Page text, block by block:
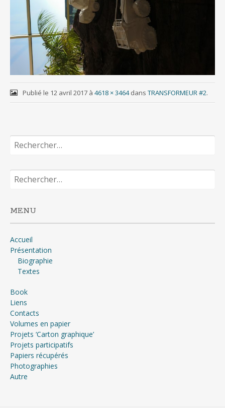
Publié le 12 avril 2017à 4618 × 3464dans TRANSFORMEUR #2.
Rechercher :
Rechercher :
MENU
Accueil
Présentation
Biographie
Textes
Book
Liens
Contacts
Volumes en papier
Projets ‘Carton graphique’
Projets participatifs
Papiers récupérés
Photographies
Autre